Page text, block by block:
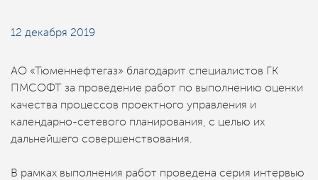
12 декабря 2019
АО «Тюменнефтегаз» благодарит специалистов ГК
ПМСОФТ за проведение работ по выполнению оценки
качества процессов проектного управления и
календарно-сетевого планирования, с целью их
дальнейшего совершенствования.
В рамках выполнения работ проведена серия интервью